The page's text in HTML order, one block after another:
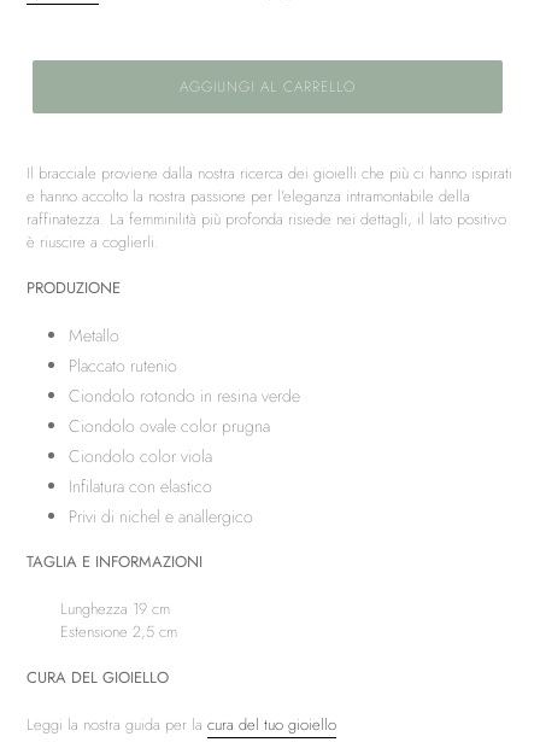
listino
AGGIUNGI AL CARRELLO
prodotto
nel
carrello
Il bracciale proviene dalla nostra ricerca dei gioielli che più ci hanno ispirati
e hanno accolto la nostra passione per l'eleganza intramontabile della
raffinatezza. La femminilità più profonda risiede nei dettagli, il lato positivo
è riuscire a coglierli.
PRODUZIONE
Metallo
Placcato rutenio
Ciondolo rotondo in resina verde
Ciondolo ovale color prugna
Ciondolo color viola
Infilatura con elastico
Privi di nichel e anallergico
TAGLIA E INFORMAZIONI
Lunghezza 19 cm
Estensione 2,5 cm
CURA DEL GIOIELLO
Leggi la nostra guida per la cura del tuo gioiello